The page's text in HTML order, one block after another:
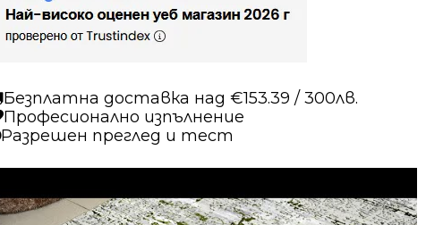
Безплатна доставка над €153.39 / 300лв.
Професионално изпълнение
Разрешен преглед и тест